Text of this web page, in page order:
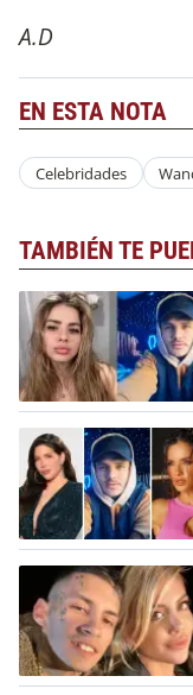
A.D
EN ESTA NOTA
Celebridades
TAMBIÉN TE